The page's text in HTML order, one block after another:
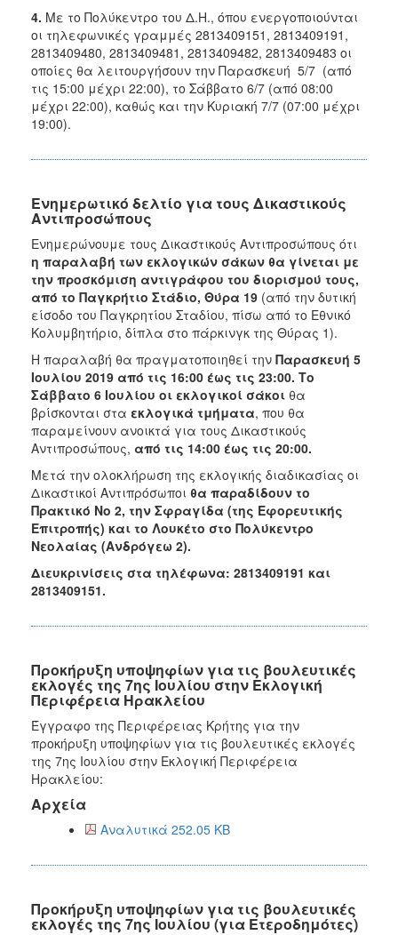
4. Με το Πολύκεντρο του Δ.Η., όπου ενεργοποιούνται
οι τηλεφωνικές γραμμές 2813409151, 2813409191,
2813409480, 2813409481, 2813409482, 2813409483 οι
οποίες θα λειτουργήσουν την Παρασκευή 5/7 (από
τις 15:00 μέχρι 22:00), το Σάββατο 6/7 (από 08:00
μέχρι 22:00), καθώς και την Κυριακή 7/7 (07:00 μέχρι
19:00).
Ενημερωτικό δελτίο για τους Δικαστικούς
Αντιπροσώπους
Ενημερώνουμε τους Δικαστικούς Αντιπροσώπους ότι
η παραλαβή των εκλογικών σάκων θα γίνεται με
την προσκόμιση αντιγράφου του διορισμού τους,
από το Παγκρήτιο Στάδιο, Θύρα 19 (από την δυτική
είσοδο του Παγκρητίου Σταδίου, πίσω από το Εθνικό
Κολυμβητήριο, δίπλα στο πάρκινγκ της Θύρας 1).
Η παραλαβή θα πραγματοποιηθεί την Παρασκευή 5
Ιουλίου 2019 από τις 16:00 έως τις 23:00. Το
Σάββατο 6 Ιουλίου οι εκλογικοί σάκοι θα
βρίσκονται στα εκλογικά τμήματα, που θα
παραμείνουν ανοικτά για τους Δικαστικούς
Αντιπροσώπους, από τις 14:00 έως τις 20:00.
Μετά την ολοκλήρωση της εκλογικής διαδικασίας οι
Δικαστικοί Αντιπρόσωποι θα παραδίδουν το
Πρακτικό Νο 2, την Σφραγίδα (της Εφορευτικής
Επιτροπής) και το Λουκέτο στο Πολύκεντρο
Νεολαίας (Ανδρόγεω 2).
Διευκρινίσεις στα τηλέφωνα: 2813409191 και
2813409151.
Προκήρυξη υποψηφίων για τις βουλευτικές
εκλογές της 7ης Ιουλίου στην Εκλογική
Περιφέρεια Ηρακλείου
Έγγραφο της Περιφέρειας Κρήτης για την
προκήρυξη υποψηφίων για τις βουλευτικές εκλογές
της 7ης Ιουλίου στην Εκλογική Περιφέρεια
Ηρακλείου:
Αρχεία
Αναλυτικά 252.05 KB
Προκήρυξη υποψηφίων για τις βουλευτικές
εκλογές της 7ης Ιουλίου (για Ετεροδημότες)